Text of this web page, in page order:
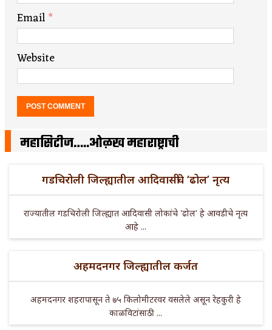
Email*
Website
महासिटीज…..ओळख महाराष्ट्राची
गडचिरोली जिल्ह्यातील आदिवासींचे ‘ढोल’ नृत्य
राज्यातील गडचिरोली जिल्ह्यात आदिवासी लोकांचे 'ढोल' हे आवडीचे नृत्य
आहे ...
अहमदनगर जिल्ह्यातील कर्जत
अहमदनगर शहरापासून ते ७५ किलोमीटरवर वसलेले असून रेहकुरी हे
काळविटांसाठी ...